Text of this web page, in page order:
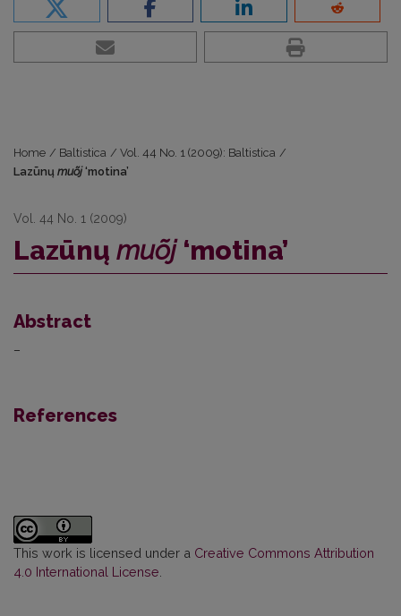
Home / Baltistica / Vol. 44 No. 1 (2009): Baltistica /
Lazūnų muõj‘motina’
Vol. 44 No. 1 (2009)
Lazūnų muõj‘motina’
Abstract
–
References
This work is licensed under a Creative Commons Attribution
4.0 International License.